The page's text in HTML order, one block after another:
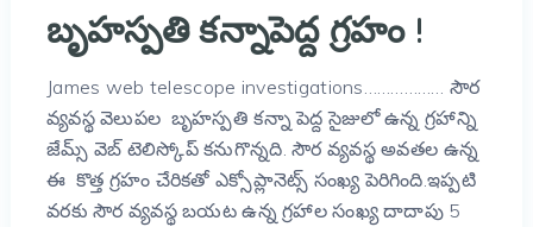
బృహస్పతి కన్నాపెద్ద గ్రహం !
James web telescope investigations……………… సౌర
వ్యవస్థ వెలుపల బృహస్పతి కన్నా పెద్ద సైజులో ఉన్న గ్రహాన్ని
జేమ్స్ వెబ్ టెలిస్కోప్ కనుగొన్నది. సౌర వ్యవస్థ అవతల ఉన్న
ఈ కొత్త గ్రహం చేరికతో ఎక్సోప్లానెట్స్ సంఖ్య పెరిగింది.ఇప్పటి
వరకు సౌర వ్యవస్థ బయట ఉన్న గ్రహాల సంఖ్య దాదాపు 5